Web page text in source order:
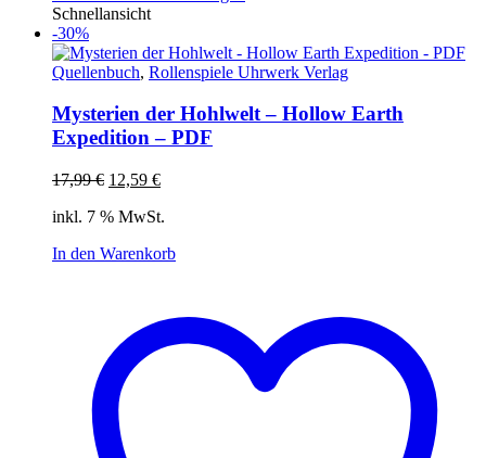
Schnellansicht
-30%
Quellenbuch, Rollenspiele Uhrwerk Verlag
Mysterien der Hohlwelt – Hollow Earth
Expedition – PDF
17,99€ Ursprünglicher
war:
12,59 €Aktueller
ist:
inkl. 7 % MwSt.
In den Warenkorb